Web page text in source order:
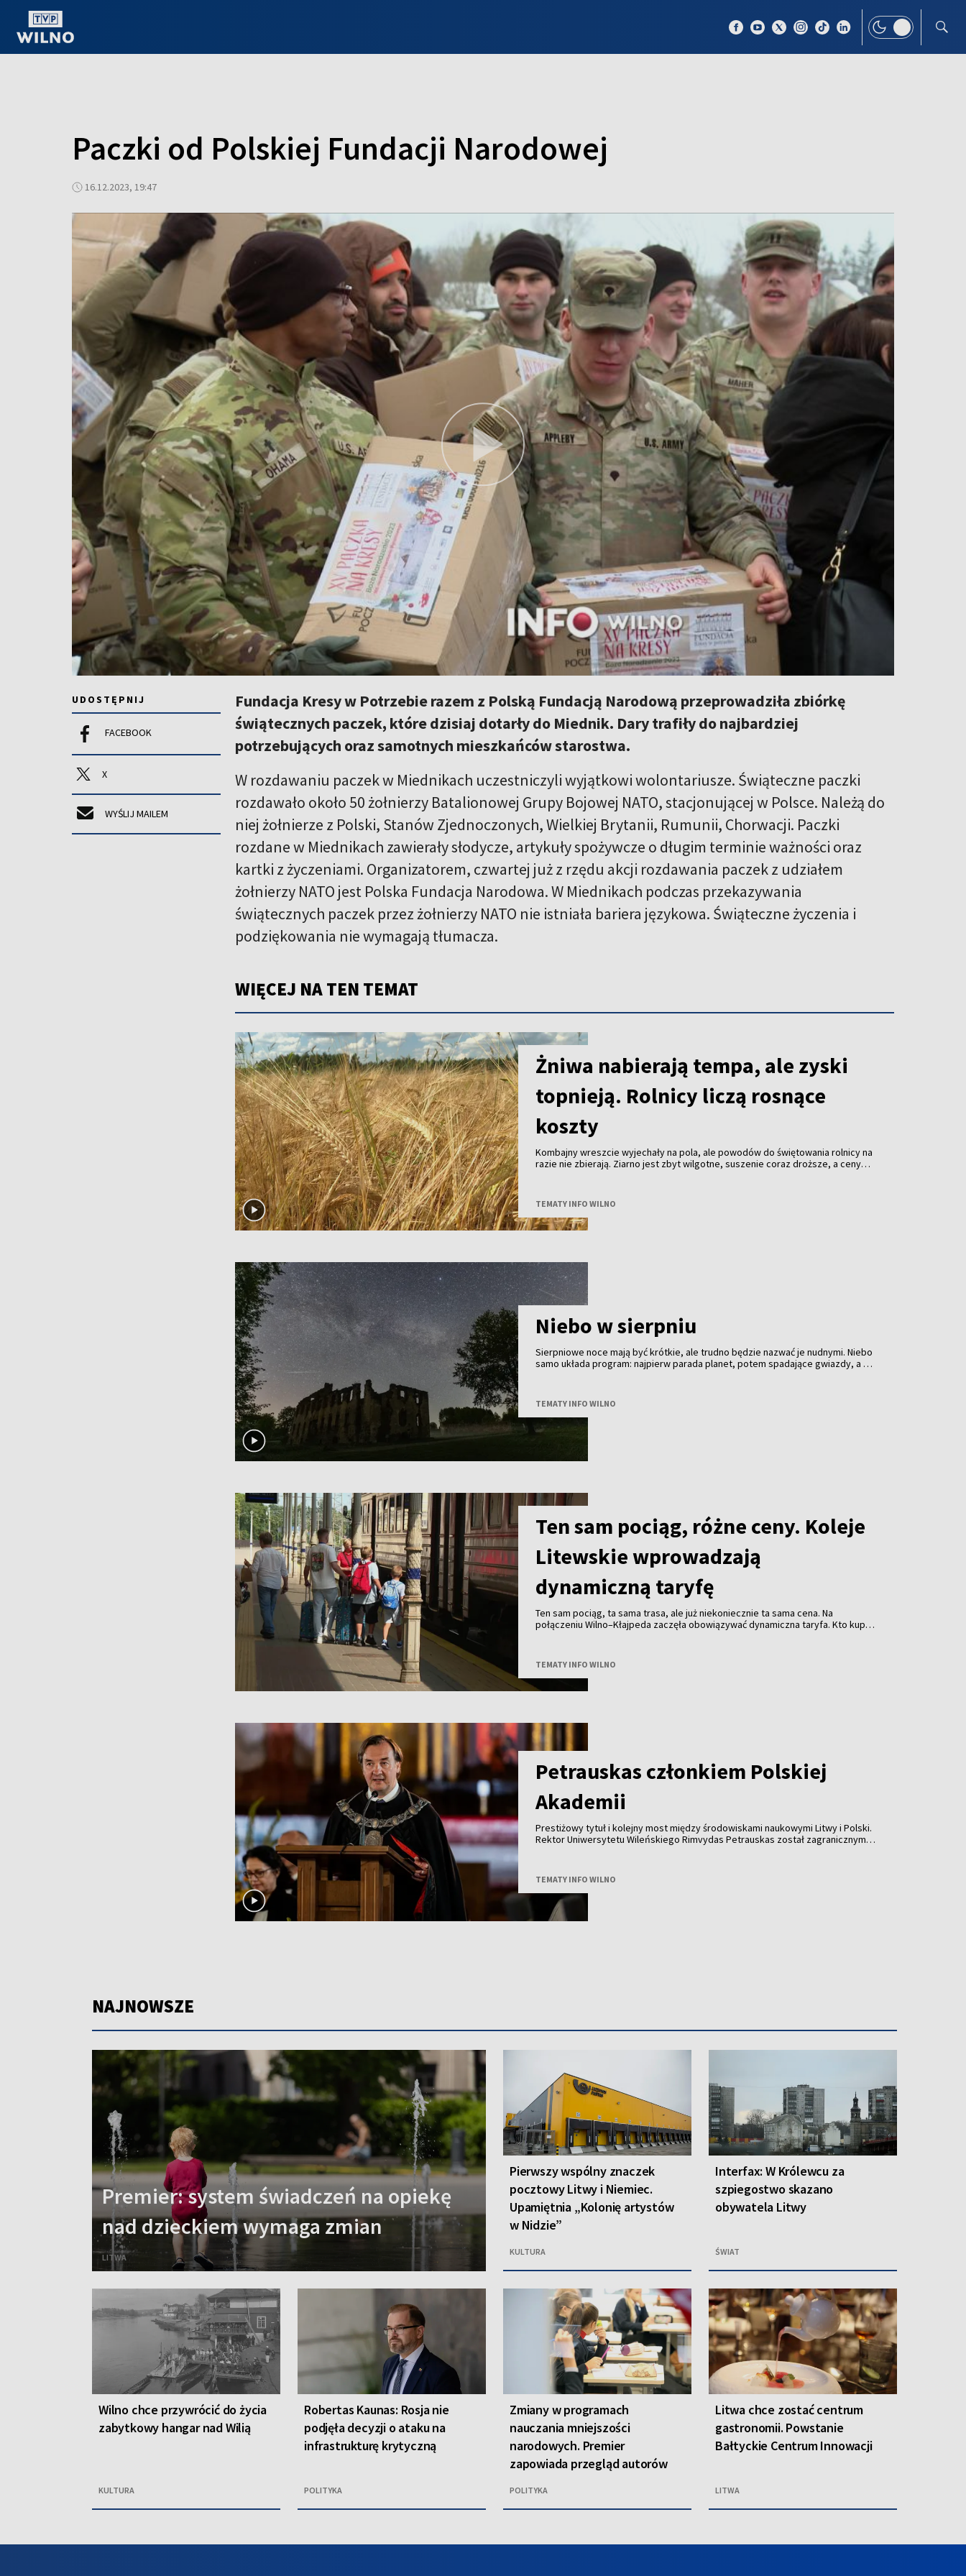
Paczki od Polskiej Fundacji Narodowej
16.12.2023, 19:47
UDOSTĘPNIJ
FACEBOOK
X
WYŚLIJ MAILEM
Fundacja Kresy w Potrzebie razem z Polską Fundacją Narodową przeprowadziła zbiórkę
świątecznych paczek, które dzisiaj dotarły do Miednik. Dary trafiły do najbardziej
potrzebujących oraz samotnych mieszkańców starostwa.
W rozdawaniu paczek w Miednikach uczestniczyli wyjątkowi wolontariusze. Świąteczne paczki
rozdawało około 50 żołnierzy Batalionowej Grupy Bojowej NATO, stacjonującej w Polsce. Należą do
niej żołnierze z Polski, Stanów Zjednoczonych, Wielkiej Brytanii, Rumunii, Chorwacji. Paczki
rozdane w Miednikach zawierały słodycze, artykuły spożywcze o długim terminie ważności oraz
kartki z życzeniami. Organizatorem, czwartej już z rzędu akcji rozdawania paczek z udziałem
żołnierzy NATO jest Polska Fundacja Narodowa. W Miednikach podczas przekazywania
świątecznych paczek przez żołnierzy NATO nie istniała bariera językowa. Świąteczne życzenia i
podziękowania nie wymagają tłumacza.
WIĘCEJ NA TEN TEMAT
Żniwa nabierają tempa, ale zyski
topnieją. Rolnicy liczą rosnące
koszty
Kombajny wreszcie wyjechały na pola, ale powodów do świętowania rolnicy na
razie nie zbierają. Ziarno jest zbyt wilgotne, suszenie coraz droższe, a ceny
można zebrać. Zysk - niekoniecznie.
TEMATY INFO WILNO
Niebo w sierpniu
Sierpniowe noce mają być krótkie, ale trudno będzie nazwać je nudnymi. Niebo
samo układa program: najpierw parada planet, potem spadające gwiazdy, a na
TEMATY INFO WILNO
Ten sam pociąg, różne ceny. Koleje
Litewskie wprowadzają
dynamiczną taryfę
Ten sam pociąg, ta sama trasa, ale już niekoniecznie ta sama cena. Na
połączeniu Wilno–Kłajpeda zaczęła obowiązywać dynamiczna taryfa. Kto kupi
TEMATY INFO WILNO
Petrauskas członkiem Polskiej
Akademii
Prestiżowy tytuł i kolejny most między środowiskami naukowymi Litwy i Polski.
Rektor Uniwersytetu Wileńskiego Rimvydas Petrauskas został zagranicznym
TEMATY INFO WILNO
NAJNOWSZE
Premier: system świadczeń na opiekę
nad dzieckiem wymaga zmian
LITWA
Pierwszy wspólny znaczek
pocztowy Litwy i Niemiec.
Upamiętnia „Kolonię artystów
w Nidzie”
KULTURA
Interfax: W Królewcu za
szpiegostwo skazano
obywatela Litwy
ŚWIAT
Wilno chce przywrócić do życia
zabytkowy hangar nad Wilią
KULTURA
Robertas Kaunas: Rosja nie
podjęła decyzji o ataku na
infrastrukturę krytyczną
POLITYKA
Zmiany w programach
nauczania mniejszości
narodowych. Premier
zapowiada przegląd autorów
POLITYKA
Litwa chce zostać centrum
gastronomii. Powstanie
Bałtyckie Centrum Innowacji
LITWA